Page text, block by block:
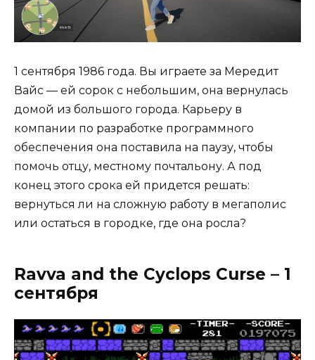
1 сентября 1986 года. Вы играете за Мередит
Вайс — ей сорок с небольшим, она вернулась
домой из большого города. Карьеру в
компании по разработке программного
обеспечения она поставила на паузу, чтобы
помочь отцу, местному почтальону. А под
конец этого срока ей придется решать:
вернуться ли на сложную работу в мегаполис
или остаться в городке, где она росла?
Ravva and the Cyclops Curse – 1
сентября